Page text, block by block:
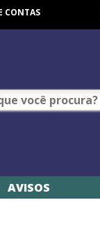
CONTAS
AVISOS